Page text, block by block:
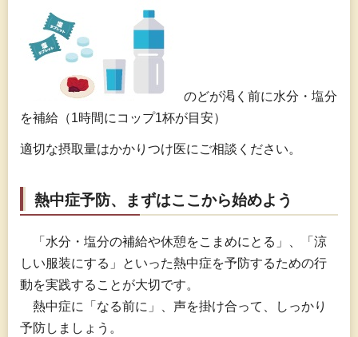
のどが渇く前に水分・塩分
を補給（1時間にコップ1杯が目安）
適切な摂取量はかかりつけ医にご相談ください。
熱中症予防、まずはここから始めよう
「 水分・塩分の補給や休憩をこまめにとる」、「涼
しい服装にする」といった熱中症を予防するための行
動を実践することが大切です。
熱中症に「なる前に」、声を掛け合って、しっかり
予防しましょう。